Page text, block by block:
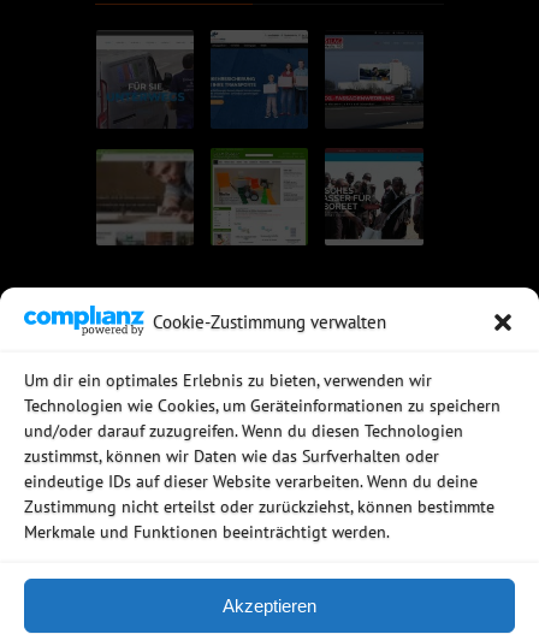
Cookie-Zustimmung verwalten
Um dir ein optimales Erlebnis zu bieten, verwenden wir
Technologien wie Cookies, um Geräteinformationen zu speichern
und/oder darauf zuzugreifen. Wenn du diesen Technologien
zustimmst, können wir Daten wie das Surfverhalten oder
eindeutige IDs auf dieser Website verarbeiten. Wenn du deine
Zustimmung nicht erteilst oder zurückziehst, können bestimmte
Merkmale und Funktionen beeinträchtigt werden.
Akzeptieren
Rechtssichere Email-Archivierung
MDaemon Mail- & Groupwareserver
Virtualisierung mit vmWare
Sophos UTM - Mehr als eine Firewall